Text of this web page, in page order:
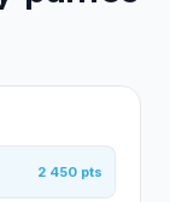
2 450 pts